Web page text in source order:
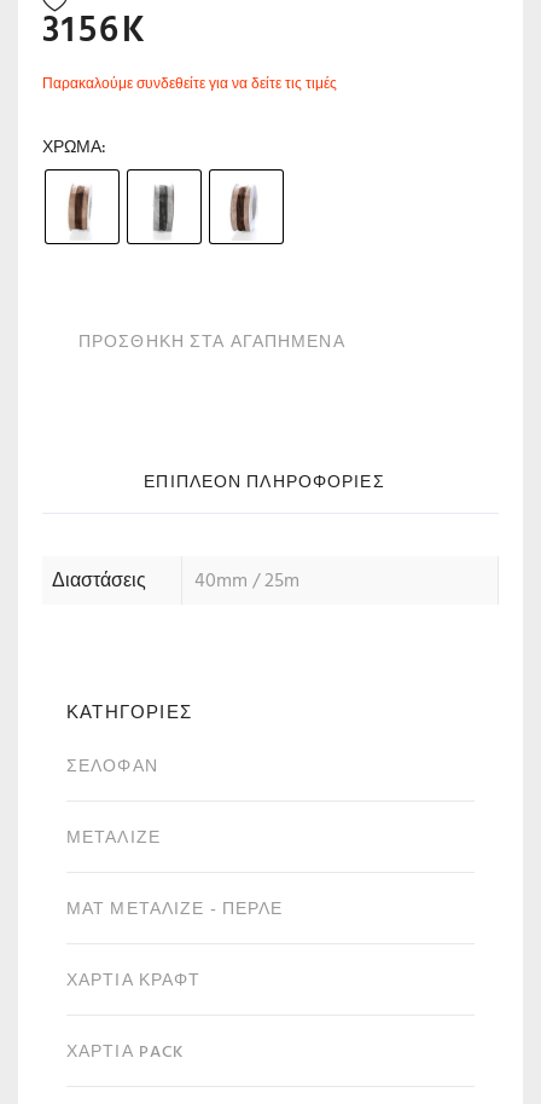
3156K
Παρακαλούμε συνδεθείτε για να δείτε τις τιμές
ΧΡΏΜΑ
ΠΡΟΣΘΗΚΗ ΣΤΑ ΑΓΑΠΗΜΕΝΑ
ΕΠΙΠΛΈΟΝ ΠΛΗΡΟΦΟΡΊΕΣ
Διαστάσεις 40mm / 25m
ΚΑΤΗΓΟΡΙΕΣ
ΣΕΛΟΦΆΝ
ΜΕΤΑΛΙΖΈ
ΜΑΤ ΜΕΤΑΛΙΖΈ - ΠΕΡΛΈ
ΧΑΡΤΙΆ ΚΡΑΦΤ
ΧΑΡΤΙΆ PACK